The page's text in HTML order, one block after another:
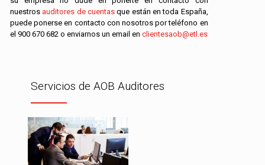
nuestros auditores de cuentasque están en toda España,
puede ponerse en contacto con nosotros por teléfono en
el 900 670 682 o enviarnos un email en clientesaob@etl.es
Servicios de AOB Auditores